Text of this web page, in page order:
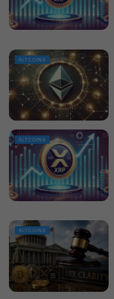
ALTCOINS
ALTCOINS
ALTCOINS